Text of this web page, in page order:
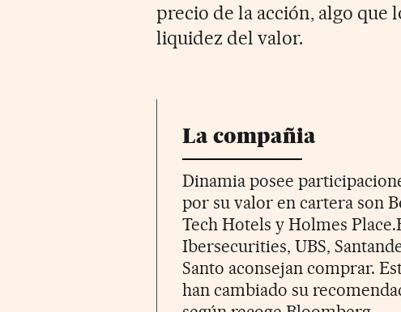
precio de la acción, algo que
liquidez del valor.
La compañia
Dinamia posee
por su valor en cartera son
Tech Hotels y Holmes
Ibersecurities, UBS,
Santo aconsejan comprar.
han cambiado su